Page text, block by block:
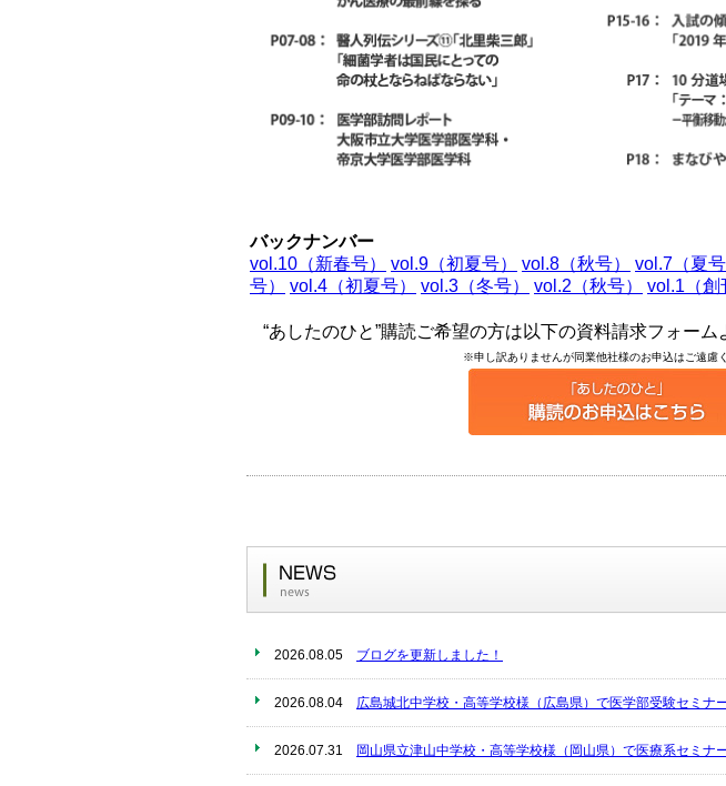
バックナンバー
vol.10（新春号）
vol.9（初夏号） vol.8（秋号） vol.7（夏号
号）
vol.4（初夏号） vol.3（冬号） vol.2（秋号） vol.1（創
“あしたのひと”購読ご希望の方は以下の資料請求フォーム
※申し訳ありませんが同業他社様のお申込はご遠慮
2026.08.05 ブログを更新しました！
2026.08.04 広島城北中学校・高等学校様（広島県）で医学部受験セミナ
2026.07.31 岡山県立津山中学校・高等学校様（岡山県）で医療系セミナ